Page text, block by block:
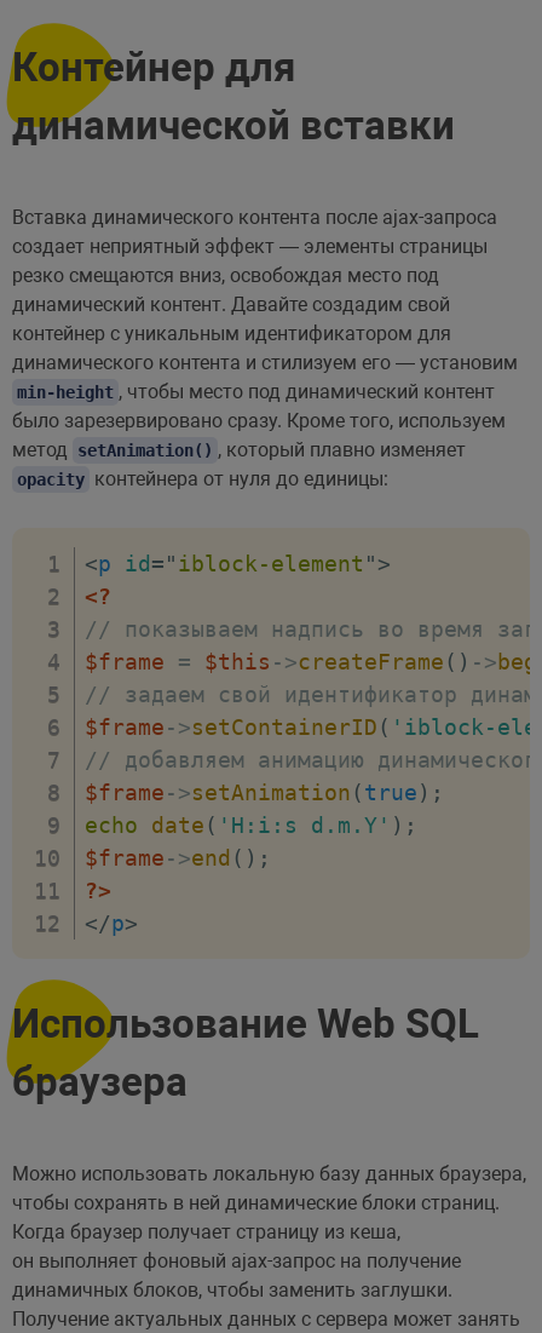
Контейнер для
динамической вставки
Вставка динамического контента после ajax-запроса
создает неприятный эффект — элементы страницы
резко смещаются вниз, освобождая место под
динамический контент. Давайте создадим свой
контейнер с уникальным идентификатором для
динамического контента и стилизуем его — установим
min-height , чтобы место под динамический контент
было зарезервировано сразу. Кроме того, используем
метод
setAnimation() , который плавно изменяет
opacity контейнера от нуля до единицы:
<p id="iblock-element ">
<?
// показываем надпись во время
$frame
= $this ->createFrame ( ) ->
// задаем свой идентификатор
$frame->setContainerID ( 'iblock-
// добавляем анимацию
$frame->setAnimation (true) ;
echo
date ( 'H:i:s d.m.Y' ) ;
$frame->end ( ) ;
?>
</p>
Использование Web SQL
браузера
Можно использовать локальную базу данных браузера,
чтобы сохранять в ней динамические блоки страниц.
Когда браузер получает страницу из кеша,
он выполняет фоновый ajax-запрос на получение
динамичных блоков, чтобы заменить заглушки.
Получение актуальных данных с сервера может занять